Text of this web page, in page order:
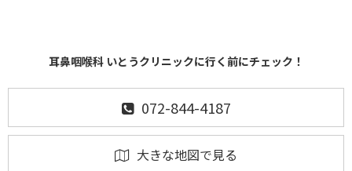
耳鼻咽喉科 いとうクリニックに行く前にチェック！
072-844-4187
大きな地図で見る